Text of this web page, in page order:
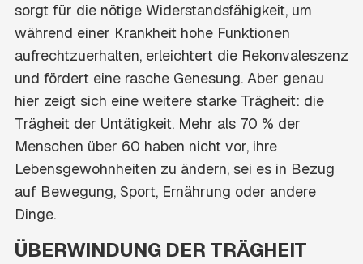
sorgt für die nötige Widerstandsfähigkeit, um
während einer Krankheit hohe Funktionen
aufrechtzuerhalten, erleichtert die Rekonvaleszenz
und fördert eine rasche Genesung. Aber genau
hier zeigt sich eine weitere starke Trägheit: die
Trägheit der Untätigkeit. Mehr als 70 % der
Menschen über 60 haben nicht vor, ihre
Lebensgewohnheiten zu ändern, sei es in Bezug
auf Bewegung, Sport, Ernährung oder andere
Dinge.
ÜBERWINDUNG DER TRÄGHEIT